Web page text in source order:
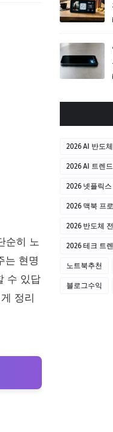
순히 노
는 현명
수 있답
정리
2026 AI 반도
2026 AI 트렌드
2026 넷플릭
2026 맥북 프로
2026 반도체
2026 테크 트
노트북추천
블로그수익